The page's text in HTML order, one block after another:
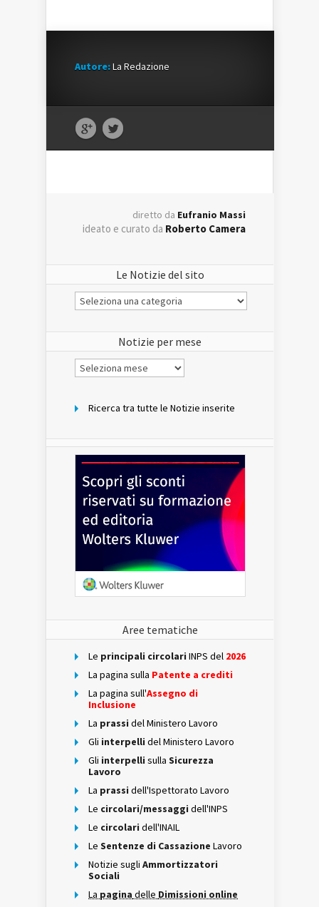
Autore:La Redazione
diretto da Eufranio Massi
ideato e curato da Roberto Camera
Le Notizie del sito
Le
Notizie
Notizie per mese
Notizie
per
Ricerca tra tutte le Notizie inserite
Aree tematiche
Le principali circolari INPS del 2026
La pagina sulla Patente a crediti
La pagina sull'Assegno di
Inclusione
La prassi del Ministero Lavoro
Gli interpelli del Ministero Lavoro
Gli interpelli sulla Sicurezza
Lavoro
La prassi dell'Ispettorato Lavoro
Le circolari/messaggi dell'INPS
Le circolari dell'INAIL
Le Sentenze di Cassazione Lavoro
Notizie sugli Ammortizzatori
Sociali
La pagina delle Dimissioni online